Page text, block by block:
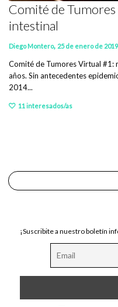
Comité de
intestinal
Diego Montero, 25 de enero de 2019
Comité de Tumores Virtual #1:
años. Sin antecedentes
2014...
11interesados/as
¡Suscribite a nuestro boletín